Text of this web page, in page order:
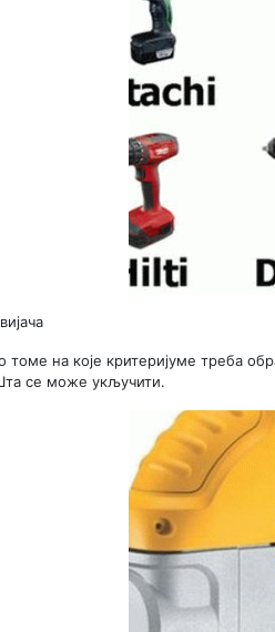
томе на које критеријуме треба
се може укључити.